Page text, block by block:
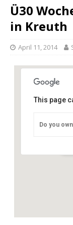
Ü30
in Kreuth
April 11, 2014
This page
Do you